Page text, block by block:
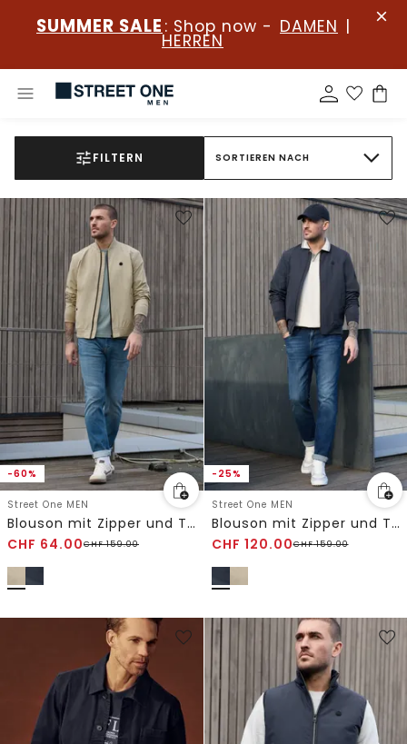
SUMMER SALE : Shop now - DAMEN |
HERREN
FILTERN SORTIEREN NACH
-60%
Street One MEN
Blouson mit Zipper und Taschen
CHF 64.00CHF159.00
-25%
Street One MEN
Blouson mit Zipper und Taschen
CHF 120.00CHF159.00